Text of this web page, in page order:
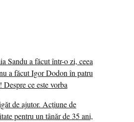
Sandu a făcut într-o zi, ceea
a făcut Igor Dodon în patru
Despre ce este vorba
de ajutor. Acțiune de
pentru un tânăr de 35 ani,